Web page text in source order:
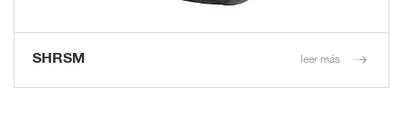
SHRSM leer más